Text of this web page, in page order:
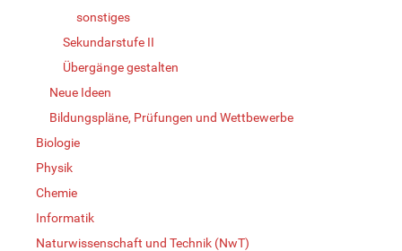
sonstiges
Sekundarstufe II
Übergänge gestalten
Neue Ideen
Bildungspläne, Prüfungen und Wettbewerbe
Biologie
Physik
Chemie
Informatik
Naturwissenschaft und Technik (NwT)